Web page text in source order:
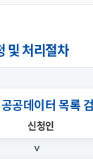
및 처리절차
공데이터 목록
신청인